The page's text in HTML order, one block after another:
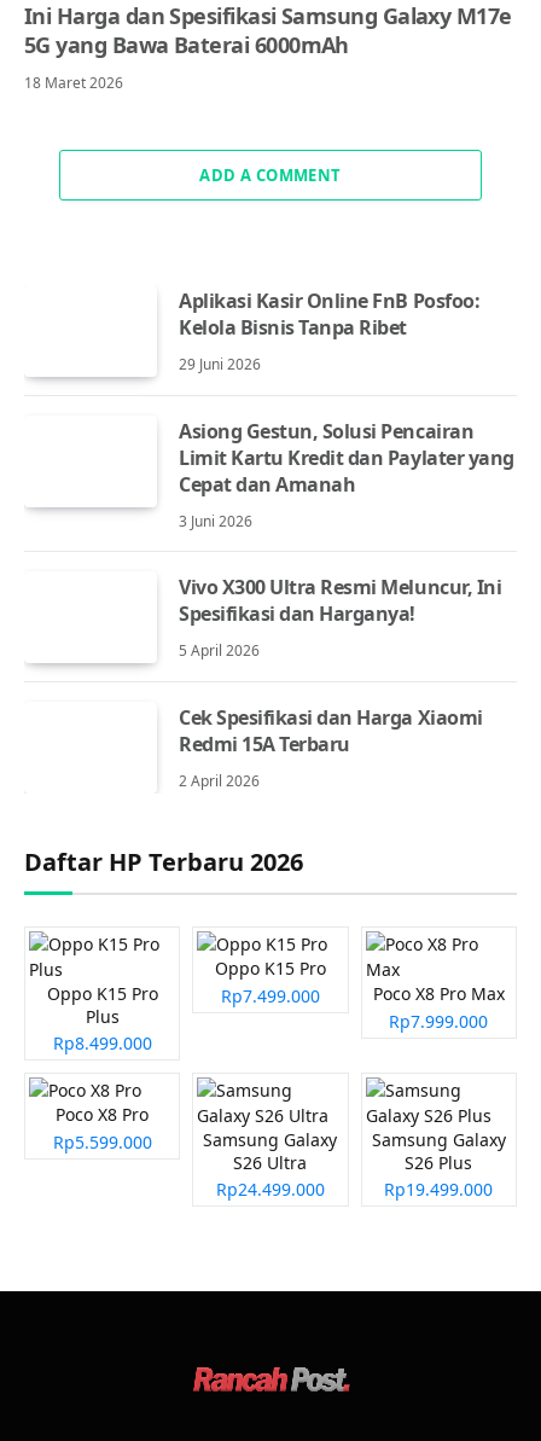
Ini Harga dan Spesifikasi Samsung Galaxy M17e
5G yang Bawa Baterai 6000mAh
18 Maret 2026
ADD A COMMENT
Aplikasi Kasir Online FnB Posfoo:
Kelola Bisnis Tanpa Ribet
29 Juni 2026
Asiong Gestun, Solusi Pencairan
Limit Kartu Kredit dan Paylater yang
Cepat dan Amanah
3 Juni 2026
Vivo X300 Ultra Resmi Meluncur, Ini
Spesifikasi dan Harganya!
5 April 2026
Cek Spesifikasi dan Harga Xiaomi
Redmi 15A Terbaru
2 April 2026
Daftar HP Terbaru 2026
Oppo K15 Pro
Plus
Rp8.499.000
Oppo K15 Pro
Rp7.499.000
Poco X8 Pro Max
Rp7.999.000
Poco X8 Pro
Rp5.599.000
Samsung Galaxy
S26 Ultra
Rp24.499.000
Samsung Galaxy
S26 Plus
Rp19.499.000